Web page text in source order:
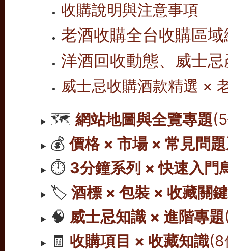
收購說明與注意事項
老酒收購全台收購區
洋酒回收動態、威士
威士忌收購酒款精選 ×
🗺️網站地圖與全覽專題
💰價格 × 市場 × 常見問
⏱️ 3分鐘系列 × 快速入門
🏷️酒標 × 包裝 × 收藏關鍵
🧠 威士忌知識 × 進階專題
🧾 收購項目 × 收藏知識(8